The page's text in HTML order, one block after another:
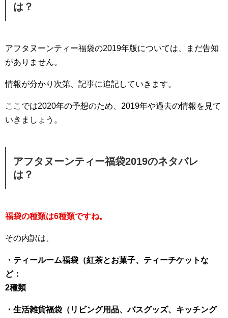
は？
アフタヌーンティー福袋の2019年版については、まだ告知
がありません。
情報が分かり次第、記事に追記していきます。
ここでは2020年の予想のため、2019年や過去の情報を見て
いきましょう。
アフタヌーンティー福袋2019のネタバレ
は？
福袋の種類は6種類ですね。
その内訳は、
・ティールーム福袋（紅茶とお菓子、ティーチケットな
ど：
2種類
・生活雑貨福袋（リビング用品、バスグッズ、キッチング